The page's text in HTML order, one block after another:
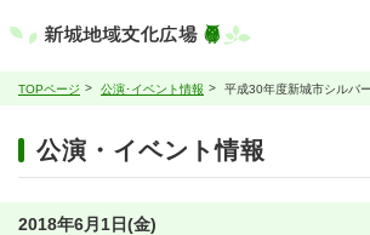
TOPページ 公演･イベント情報 平成30年度新城市シルバ
公演・イベント情報
2018年6月1日(金)